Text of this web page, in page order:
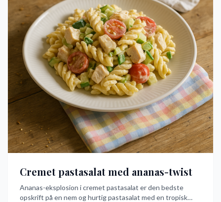
Cremet pastasalat med ananas-twist
Ananas-eksplosion i cremet pastasalat er den bedste
opskrift på en nem og hurtig pastasalat med en tropisk